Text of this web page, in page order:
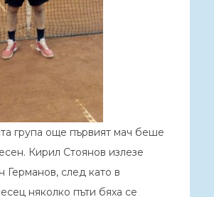
група още първият мач беше
Кирил Стоянов излезе
след като в
няколко пъти бяха се